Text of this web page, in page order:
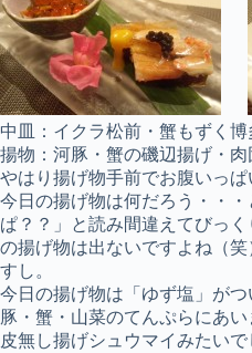
中皿：イクラ松前・蟹もずく博
揚物：河豚・蟹の磯辺揚げ・
やはり揚げ物手前でお腹いっぱ
今日の揚げ物は何だろう・・
ぱ？？」と読み間違えてびっ
の揚げ物は出ないですよね（
すし。
今日の揚げ物は「ゆず塩」が
豚・蟹・山菜のてんぷらにあ
皮無し揚げシュウマイみたい